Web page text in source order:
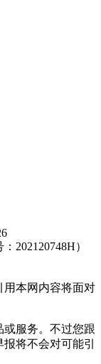
202120748H）
用本网内容将面对
服务。不过您跟
将不会对可能引